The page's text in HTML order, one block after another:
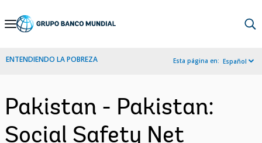
Skip
Navigation
ENTENDIENDO LA POBREZA Esta página en: Español
Pakistan - Pakistan:
Social Safety Net